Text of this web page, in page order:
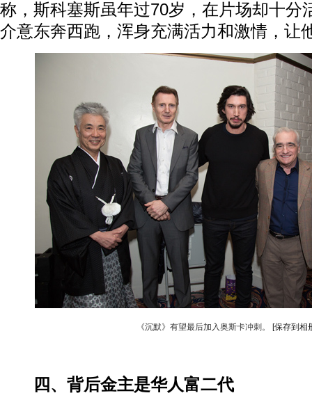
称，斯科塞斯虽年过70岁，在片场却十分
介意东奔西跑，浑身充满活力和激情，让
《沉默》有望最后加入奥斯卡冲刺。 [保存到相
四、背后金主是华人富二代